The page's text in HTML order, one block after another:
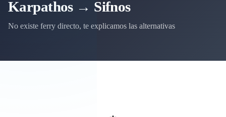
Karpathos → Sifnos
No existe ferry directo, te explicamos las alternativas